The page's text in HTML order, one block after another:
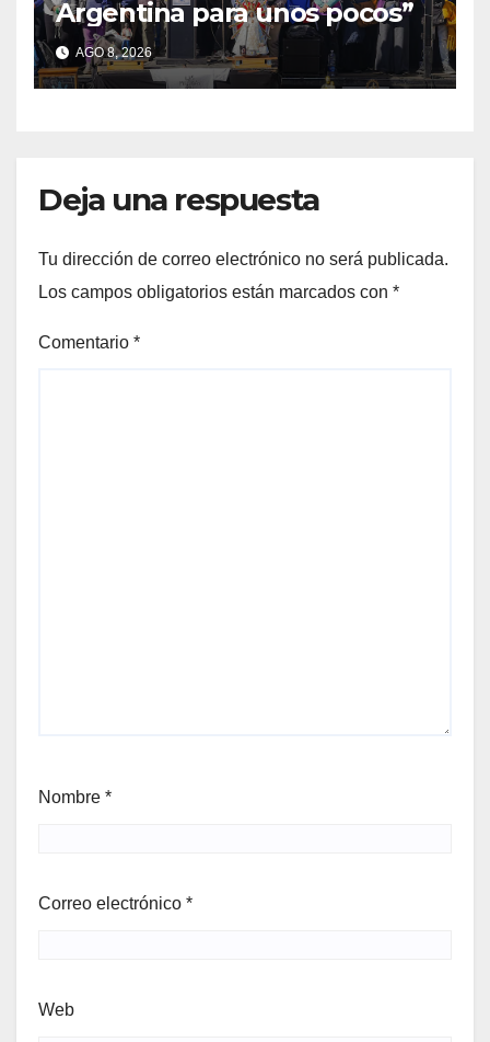
Argentina para unos pocos”
AGO 8, 2026
Deja una respuesta
Tu dirección de correo electrónico no será publicada.
Los campos obligatorios están marcados con *
Comentario *
Nombre *
Correo electrónico *
Web